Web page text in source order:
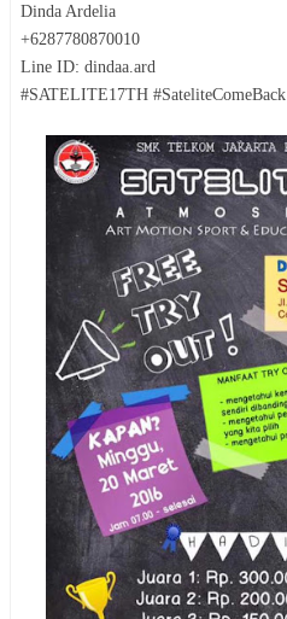
Dinda Ardelia
+6287780870010
Line ID: dindaa.ard
‪#‎SATELITE17TH ‪#‎SateliteComeBack